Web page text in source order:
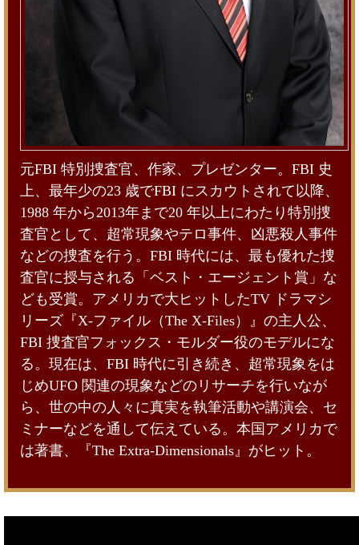
元FBI 特別捜査官、作家、プレゼンター。FBI 史
上、最年少の23 歳でFBI にスカウトされて以降、
1988 年から2013年まで20 年以上にわたり特別捜
査官として、超常現象やテロ事件、凶悪殺人事件
などの捜査を行う。FBI 時代には、最も優れた捜
査官に授与される「ベスト・エージェント賞」な
ども受賞。アメリカで大ヒットしたTV ドラマシ
リーズ『X-ファイル（The X-Files）』の主人公、
FBI 捜査官フォックス・モルダー役のモデルにな
る。現在は、FBI 時代に引き続き、超常現象をは
じめUFO 関連の現象などのリサーチを行いなが
ら、世の中の人々に真実を執筆活動や講演会、セ
ミナーなどを通して伝えている。本国アメリカで
は著書、『The Extra-Dimensionals』がヒット。